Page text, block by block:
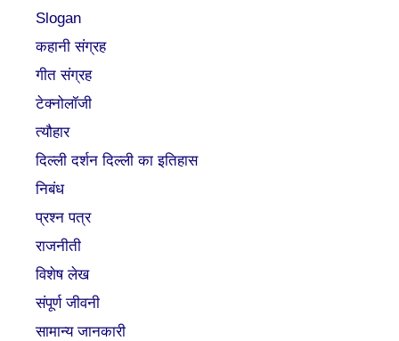
Slogan
कहानी संग्रह
गीत संग्रह
टेक्नोलॉजी
त्यौहार
दिल्ली दर्शन दिल्ली का इतिहास
निबंध
प्रश्न पत्र
राजनीती
विशेष लेख
संपूर्ण जीवनी
सामान्य जानकारी